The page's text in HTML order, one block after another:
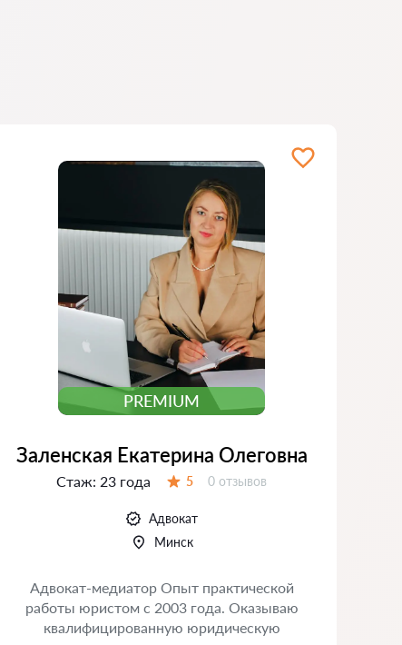
PREMIUM
Заленская Екатерина Олеговна
Стаж: 23 года 5 Отзывов:
0 отзывов
Адвокат
Минск
Адвокат-медиатор Опыт практической
работы юристом с 2003 года. Оказываю
квалифицированную юридическую